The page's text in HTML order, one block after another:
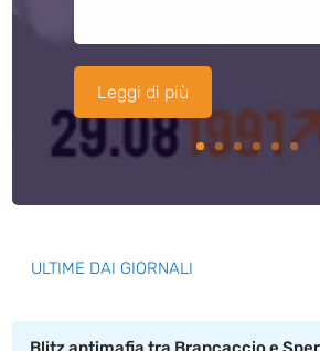
Leggi di più
ULTIME DAI GIORNALI